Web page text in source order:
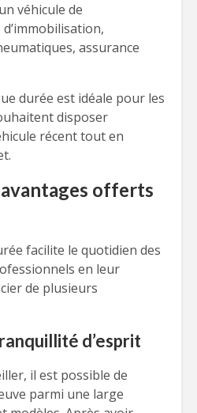
véhicule de
assurance
durée est idéale pour les
disposer
récent tout en
offerts
facilite le quotidien des
en leur
de plusieurs
d’esprit
il est possible de
parmi une large